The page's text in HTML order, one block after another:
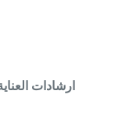
ارشادات